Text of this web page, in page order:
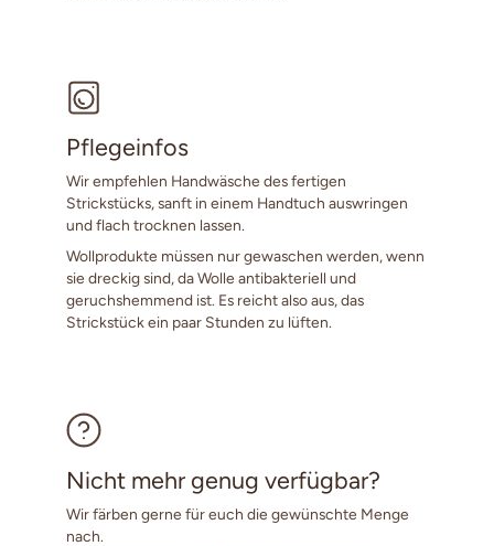
Pflegeinfos
Wir empfehlen Handwäsche des fertigen
Strickstücks, sanft in einem Handtuch auswringen
und flach trocknen lassen.
Wollprodukte müssen nur gewaschen werden, wenn
sie dreckig sind, da Wolle antibakteriell und
geruchshemmend ist. Es reicht also aus, das
Strickstück ein paar Stunden zu lüften.
Nicht mehr genug verfügbar?
Wir färben gerne für euch die gewünschte Menge
nach.